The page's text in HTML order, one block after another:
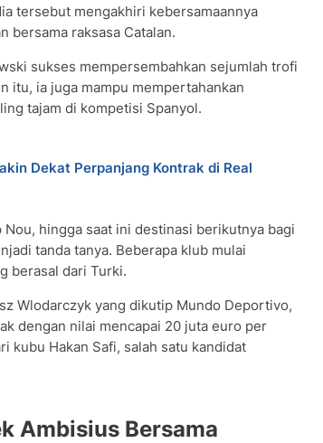
tersebut mengakhiri kebersamaannya
bersama raksasa Catalan.
sukses mempersembahkan sejumlah trofi
itu, ia juga mampu mempertahankan
tajam di kompetisi Spanyol.
Dekat Perpanjang Kontrak di Real
hingga saat ini destinasi berikutnya bagi
tanda tanya. Beberapa klub mulai
berasal dari Turki.
Wlodarczyk yang dikutip Mundo Deportivo,
dengan nilai mencapai 20 juta euro per
kubu Hakan Safi, salah satu kandidat
Ambisius Bersama